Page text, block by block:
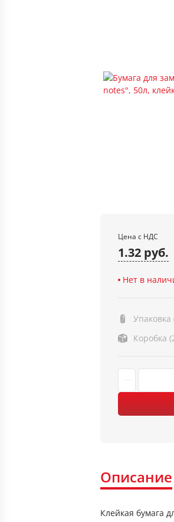
Цена с НДС
1.32 руб.
Нет в
Упаковка
Коробка
Описание
Клейкая бумага